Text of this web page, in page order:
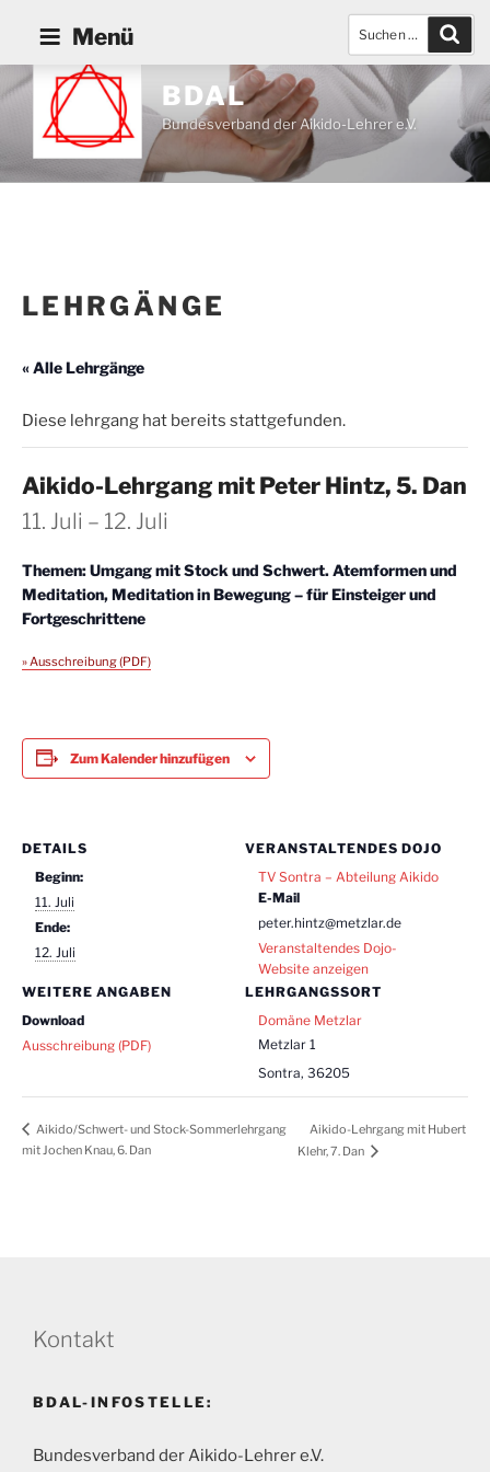
Inhalt
springen
BDAL
Bundesverband der Aikido-Lehrer e.V.
Menü
LEHRGÄNGE
« Alle Lehrgänge
Diese lehrgang hat bereits stattgefunden.
Aikido-Lehrgang mit Peter Hintz, 5. Dan
11. Juli – 12. Juli
Themen: Umgang mit Stock und Schwert. Atemformen und
Meditation, Meditation in Bewegung – für Einsteiger und
Fortgeschrittene
» Ausschreibung (PDF)
Zum Kalender hinzufügen
DETAILS
Beginn:
11. Juli
Ende:
12. Juli
LEHRGANGSSORT
Domäne Metzlar
Metzlar 1
Sontra, 36205
VERANSTALTENDES DOJO
TV Sontra – Abteilung Aikido
E-Mail
peter.hintz@metzlar.de
Veranstaltendes Dojo-
Website anzeigen
WEITERE ANGABEN
Download
Ausschreibung (PDF)
Aikido/Schwert- und Stock-Sommerlehrgang
mit Jochen Knau, 6. Dan
Aikido-Lehrgang mit Hubert
Klehr, 7. Dan
Kontakt
BDAL-INFOSTELLE:
Bundesverband der Aikido-Lehrer e.V.